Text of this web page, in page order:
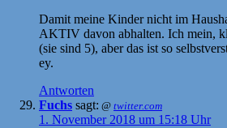
Damit meine Kinder nicht im
AKTIV davon abhalten. Ich mein,
(sie sind 5), aber das ist so
ey.
Antworten
Fuchs sagt: @ twitter.com
1. November 2018 um 15:18 Uhr